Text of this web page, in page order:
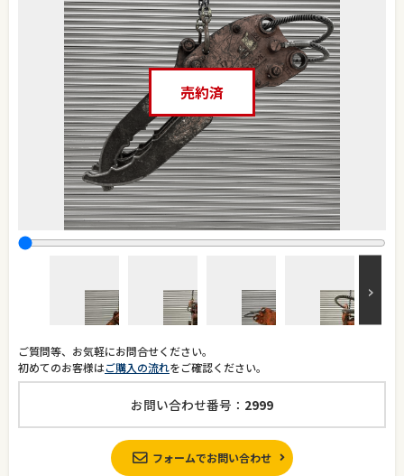
売約済
ご質問等、お気軽にお問合せください。
初めてのお客様はご購入の流れをご確認ください。
お問い合わせ番号： 2999
フォームでお問い合わせ